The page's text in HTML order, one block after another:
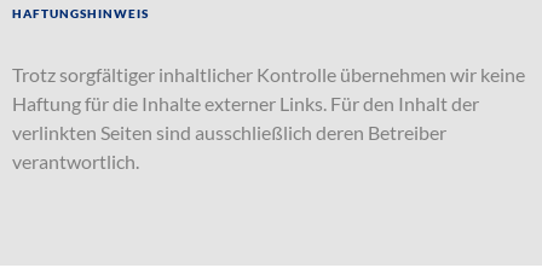
Haftungshinweis
Trotz sorgfältiger inhaltlicher Kontrolle übernehmen wir keine
Haftung für die Inhalte externer Links. Für den Inhalt der
verlinkten Seiten sind ausschließlich deren Betreiber
verantwortlich.